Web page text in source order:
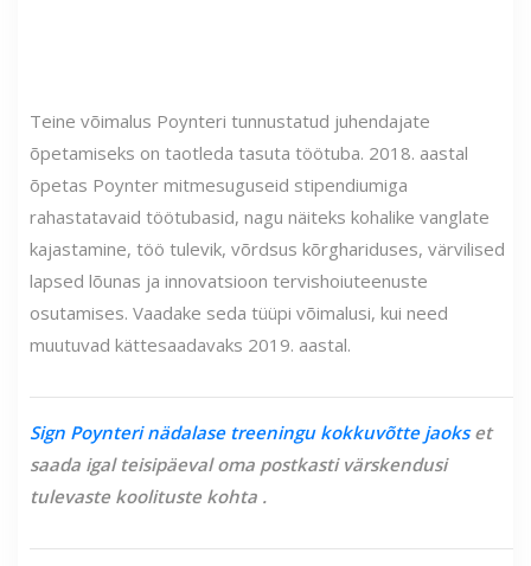
Teine võimalus Poynteri tunnustatud juhendajate
õpetamiseks on taotleda tasuta töötuba. 2018. aastal
õpetas Poynter mitmesuguseid stipendiumiga
rahastatavaid töötubasid, nagu näiteks kohalike vanglate
kajastamine, töö tulevik, võrdsus kõrghariduses, värvilised
lapsed lõunas ja innovatsioon tervishoiuteenuste
osutamises. Vaadake seda tüüpi võimalusi, kui need
muutuvad kättesaadavaks 2019. aastal.
Sign Poynteri nädalase treeningu kokkuvõtte jaokset
saada igal teisipäeval oma postkasti värskendusi
tulevaste koolituste kohta .